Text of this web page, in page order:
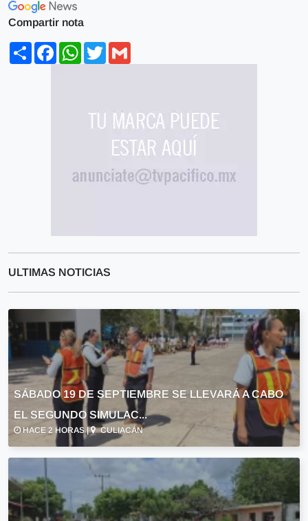
Compartir nota
ShareFacebookWhatsApp
Twitter
ULTIMAS NOTICIAS
SÁBADO 19 DE SEPTIEMBRE SE LLEVARÁ A CABO
EL SEGUNDO SIMULAC...
HACE 2 HORAS | CULIACÁN